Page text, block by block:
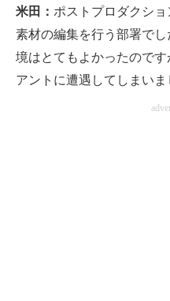
米田： ポストプロダクシ
素材の編集を行う部署で
境はとてもよかったので
アントに遭遇してしまいま